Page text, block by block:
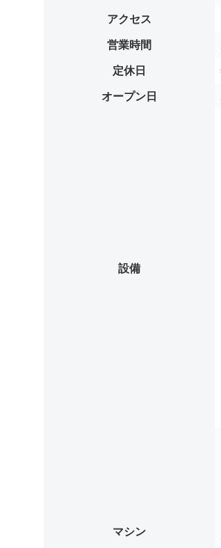
アクセス
営業時間
定休日
オープン日
設備
マシン